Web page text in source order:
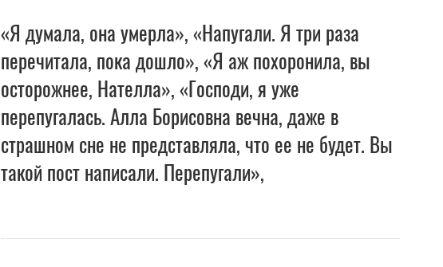
«Я думала, она умерла», «Напугали. Я три раза
перечитала, пока дошло», «Я аж похоронила, вы
осторожнее, Нателла», «Господи, я уже
перепугалась. Алла Борисовна вечна, даже в
страшном сне не представляла, что ее не будет. Вы
такой пост написали. Перепугали»,